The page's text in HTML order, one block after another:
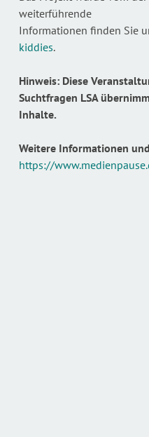
weiterführende
Informationen finden Sie
kiddies.
Hinweis: Diese
Suchtfragen LSA
Inhalte.
Weitere Informationen
https://